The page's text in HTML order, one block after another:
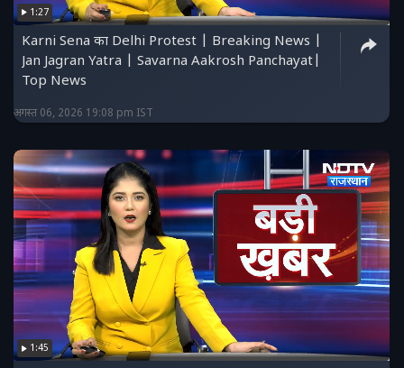
1:27
Karni Sena का Delhi Protest | Breaking News |
Jan Jagran Yatra | Savarna Aakrosh Panchayat|
Top News
अगस्त 06, 2026 19:08 pm IST
1:45